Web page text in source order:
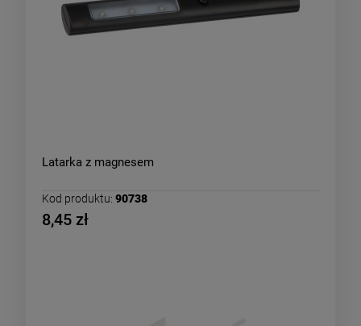
Latarka z magnesem
Kod produktu: 90738
8,45 zł